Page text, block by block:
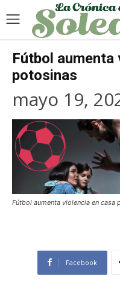
Fútbol aumenta
potosinas
mayo 19,
Fútbol aumenta violencia en casa
Facebook